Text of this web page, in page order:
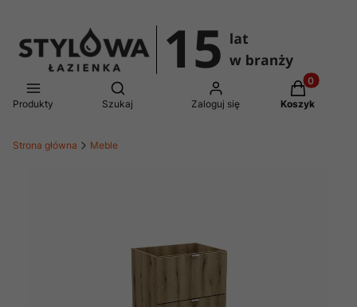
Produkty
Otwórz wyszukiwarkę
Szukaj Zaloguj się
Produkty
Koszyk
Strona główna Meble